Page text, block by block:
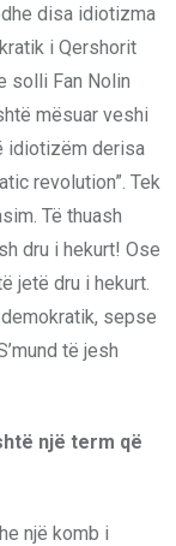
disa idiotizma
i Qershorit
solli Fan Nolin
mësuar veshi
idiotizëm derisa
revolution”. Tek
Të thuash
dru i hekurt! Ose
jetë dru i hekurt.
sepse
të jesh
një term që
një komb i